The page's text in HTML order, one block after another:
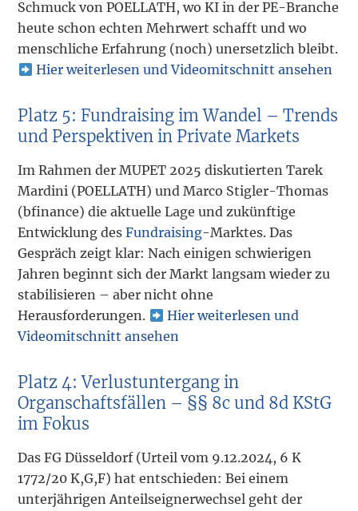
Schmuck von POELLATH, wo KI in der PE-Branche
heute schon echten Mehrwert schafft und wo
menschliche Erfahrung (noch) unersetzlich bleibt.
Hier weiterlesen und Videomitschnitt ansehen
Platz 5: Fundraising im Wandel – Trends
und Perspektiven in Private Markets
Im Rahmen der MUPET 2025 diskutierten Tarek
Mardini (POELLATH) und Marco Stigler-Thomas
(bfinance) die aktuelle Lage und zukünftige
Entwicklung desFundraising-Marktes. Das
Gespräch zeigt klar: Nach einigen schwierigen
Jahren beginnt sich der Markt langsam wieder zu
stabilisieren – aber nicht ohne
Herausforderungen.
Hier weiterlesen und
Videomitschnitt ansehen
Platz 4: Verlustuntergang in
Organschaftsfällen – §§ 8c und 8d KStG
im Fokus
Das FG Düsseldorf (Urteil vom 9.12.2024, 6 K
1772/20 K,G,F) hat entschieden: Bei einem
unterjährigen Anteilseignerwechsel geht der